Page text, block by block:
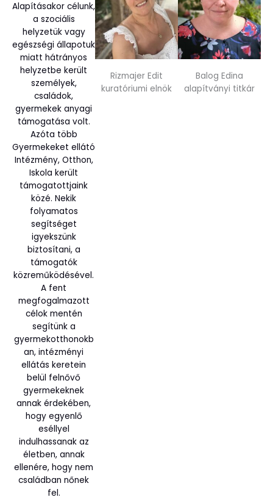
Alapításakor célunk,
a szociális
helyzetük vagy
egészségi állapotuk
miatt hátrányos
helyzetbe került
személyek,
családok,
gyermekek anyagi
támogatása volt.
Azóta több
Gyermekeket ellátó
Intézmény, Otthon,
Iskola került
támogatottjaink
közé. Nekik
folyamatos
segítséget
igyekszünk
biztosítani, a
támogatók
közreműködésével.
A fent
megfogalmazott
célok mentén
segítünk a
gyermekotthonokb
an, intézményi
ellátás keretein
belül felnővő
gyermekeknek
annak érdekében,
hogy egyenlő
eséllyel
indulhassanak az
életben, annak
ellenére, hogy nem
családban nőnek
fel.
Rizmajer Edit
kuratóriumi elnök
Balog Edina
alapítványi titkár